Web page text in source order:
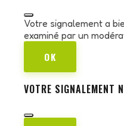
Votre signalement a
examiné par un
OK
VOTRE SIGNALEMENT